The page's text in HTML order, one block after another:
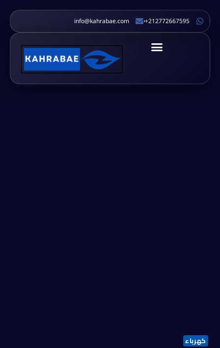
212772667595+
info@kahrabae.com
كهرباء